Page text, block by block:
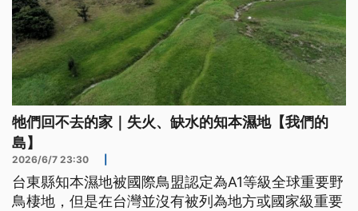
牠們回不去的家｜失火、缺水的知本濕地【我們的
島】
2026/6/7 23:30
台東縣知本濕地被國際鳥盟認定為A1等級全球重要野
鳥棲地，但是在台灣並沒有被列為地方或國家級重要